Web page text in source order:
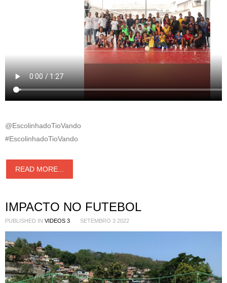
@EscolinhadoTioVando
#EscolinhadoTioVando
READ MORE...
IMPACTO NO FUTEBOL
PUBLISHED IN VIDEOS 3 SETEMBRO 3 2022